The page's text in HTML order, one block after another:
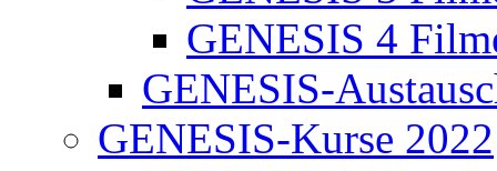
GENESIS 4
GENESIS-
GENESIS-Kurse 2022